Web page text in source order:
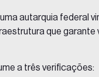
uma autarquia federal
que garante
a três verificações: